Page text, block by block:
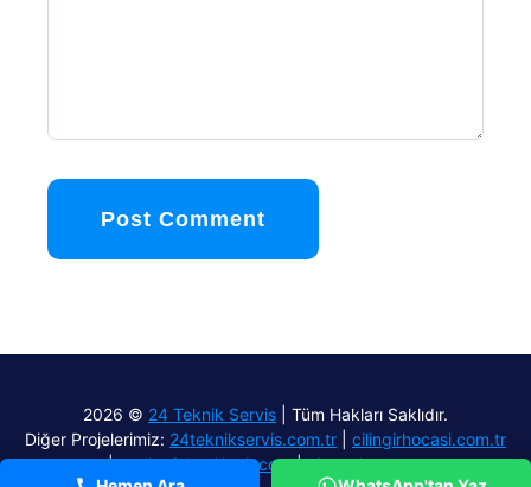
Post Comment
2026 © 24 Teknik Servis | Tüm Hakları Saklıdır.
Diğer Projelerimiz: 24teknikservis.com.tr
cilingirhocasi.com.tr
|aydinefelercilingir.com|airmach.com.tr